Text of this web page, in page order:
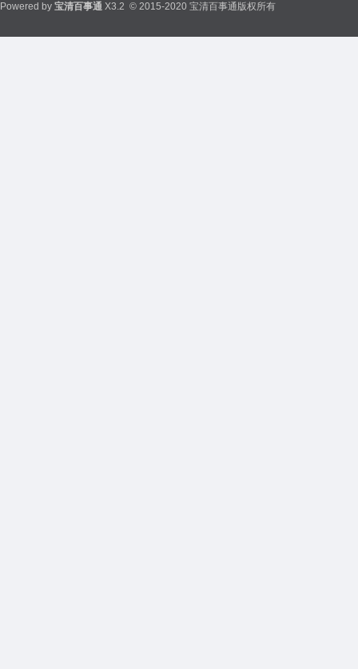
Powered by 宝清百事通 X3.2 © 2015-2020 宝清百事通版权所有